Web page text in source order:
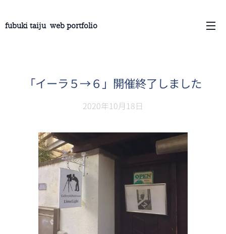
fubuki taiju web portfolio
「イーラ５→６」開催終了しました
2020年10月18日